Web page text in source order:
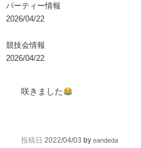
パーティー情報
2026/04/22
競技会情報
2026/04/22
咲きました
投稿日 2022/04/03 by eandeda